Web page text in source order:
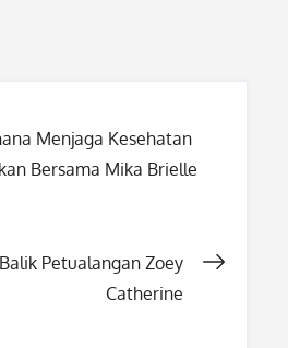
Menjaga Kesehatan
Bersama Mika Brielle
Petualangan Zoey
Catherine